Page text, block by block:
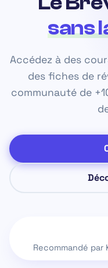
sans
Accédez à des
des fiches de
communauté de
Recommandé par